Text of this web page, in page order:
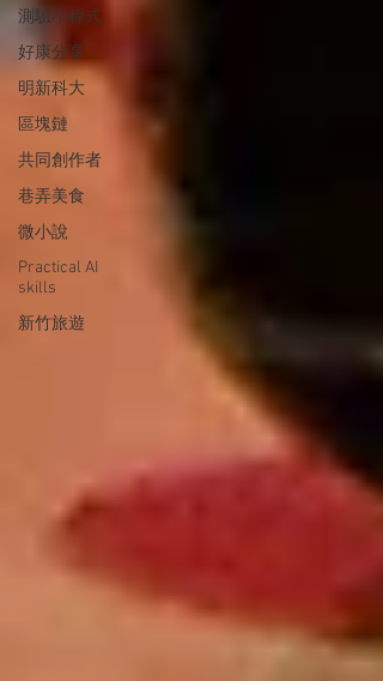
測驗小程式
好康分享
明新科大
區塊鏈
共同創作者
巷弄美食
微小說
Practical AI
skills
新竹旅遊